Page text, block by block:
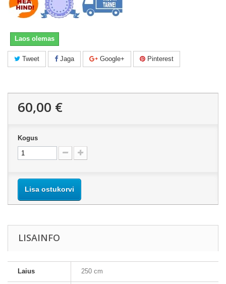
Laos olemas
Tweet Jaga Google+ Pinterest
60,00 €
Kogus
Lisa ostukorvi
LISAINFO
Laius 250 cm